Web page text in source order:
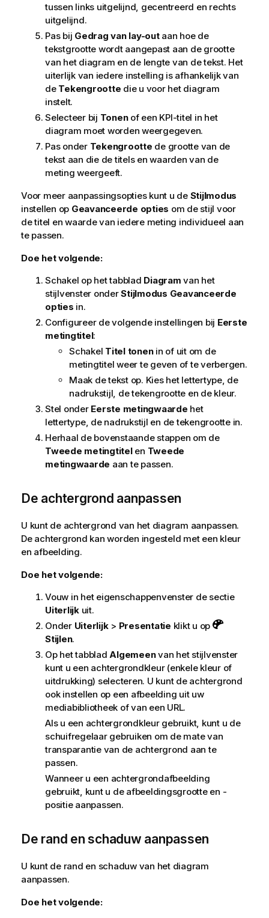
tussen links uitgelijnd, gecentreerd en rechts
uitgelijnd.
Pas bij Gedrag van lay-outaan hoe de
tekstgrootte wordt aangepast aan de grootte
van het diagram en de lengte van de tekst. Het
uiterlijk van iedere instelling is afhankelijk van
de Tekengrootte die u voor het diagram
instelt.
Selecteer bij Tonenof een KPI-titel in het
diagram moet worden weergegeven.
Pas onder Tekengrootte de grootte van de
tekst aan die de titels en waarden van de
meting weergeeft.
Voor meer aanpassingsopties kunt u de Stijlmodus
instellen op Geavanceerde opties om de stijl voor
de titel en waarde van iedere meting individueel aan
te passen.
Doe het volgende:
Schakel op het tabblad Diagram van het
stijlvenster onderStijlmodus Geavanceerde
opties in.
Configureer de volgende instellingen bij Eerste
metingtitel:
Schakel Titel tonenin of uit om de
metingtitel weer te geven of te verbergen.
Maak de tekst op. Kies het lettertype, de
nadrukstijl, de tekengrootte en de kleur.
Stel onder Eerste metingwaarde het
lettertype, de nadrukstijl en de tekengrootte in.
Herhaal de bovenstaande stappen om de
Tweede metingtitelen Tweede
metingwaarde aan te passen.
De achtergrond aanpassen
U kunt de achtergrond van het diagram aanpassen.
De achtergrond kan worden ingesteld met een kleur
en afbeelding.
Doe het volgende:
Vouw in het eigenschappenvenster de sectie
Uiterlijkuit.
Onder Uiterlijk> Presentatie klikt u op
Stijlen.
Op het tabblad Algemeenvan het stijlvenster
kunt u een achtergrondkleur (enkele kleur of
uitdrukking) selecteren. U kunt de achtergrond
ook instellen op een afbeelding uit uw
mediabibliotheek of van een URL.
Als u een achtergrondkleur gebruikt, kunt u de
schuifregelaar gebruiken om de mate van
transparantie van de achtergrond aan te
passen.
Wanneer u een achtergrondafbeelding
gebruikt, kunt u de afbeeldingsgrootte en -
positie aanpassen.
De rand en schaduw aanpassen
U kunt de rand en schaduw van het diagram
aanpassen.
Doe het volgende: